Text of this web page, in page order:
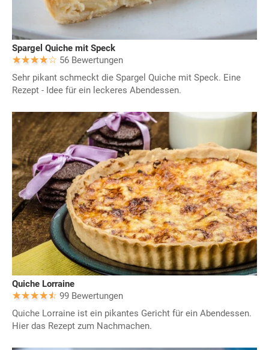
Spargel Quiche mit Speck
56 Bewertungen
Sehr pikant schmeckt die Spargel Quiche mit Speck. Eine
Rezept - Idee für ein leckeres Abendessen.
Quiche Lorraine
99 Bewertungen
Quiche Lorraine ist ein pikantes Gericht für ein Abendessen.
Hier das Rezept zum Nachmachen.